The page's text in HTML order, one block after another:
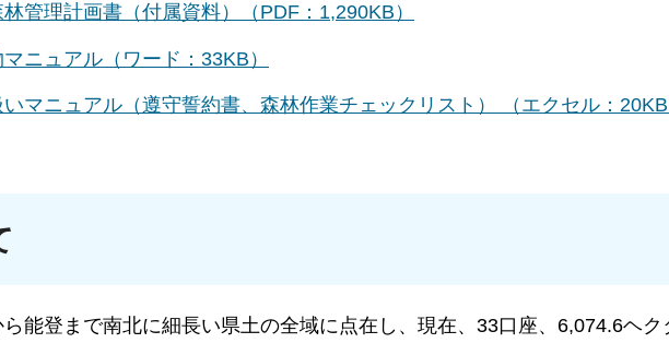
管理計画書（付属資料）（PDF：1,290KB）
ニュアル（ワード：33KB）
マニュアル（遵守誓約書、森林作業チェックリスト） （エクセル：20KB
能登まで南北に細長い県土の全域に点在し、現在、33口座、6,074.6ヘク